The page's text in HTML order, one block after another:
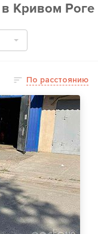
Кривом Роге
По расстоянию